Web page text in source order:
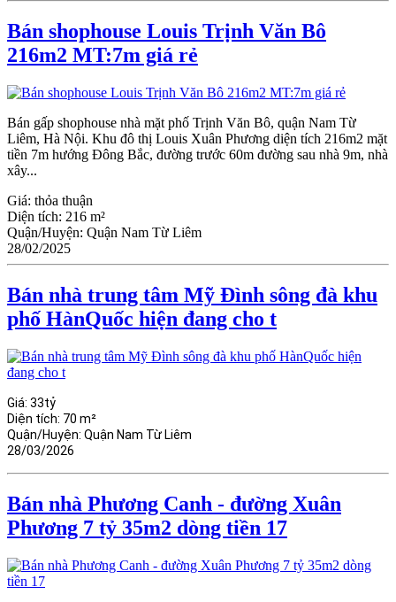
Bán shophouse Louis Trịnh Văn Bô
216m2 MT:7m giá rẻ
Bán gấp shophouse nhà mặt phố Trịnh Văn Bô, quận Nam Từ
Liêm, Hà Nội. Khu đô thị Louis Xuân Phương diện tích 216m2 mặt
tiền 7m hướng Đông Bắc, đường trước 60m đường sau nhà 9m, nhà
xây...
Giá: thỏa thuận
Diện tích: 216 m²
Quận/Huyện: Quận Nam Từ Liêm
28/02/2025
Bán nhà trung tâm Mỹ Đình sông đà khu
phố HànQuốc hiện đang cho t
Giá: 33tỷ
Diện tích: 70 m²
Quận/Huyện: Quận Nam Từ Liêm
28/03/2026
Bán nhà Phương Canh - đường Xuân
Phương 7 tỷ 35m2 dòng tiền 17